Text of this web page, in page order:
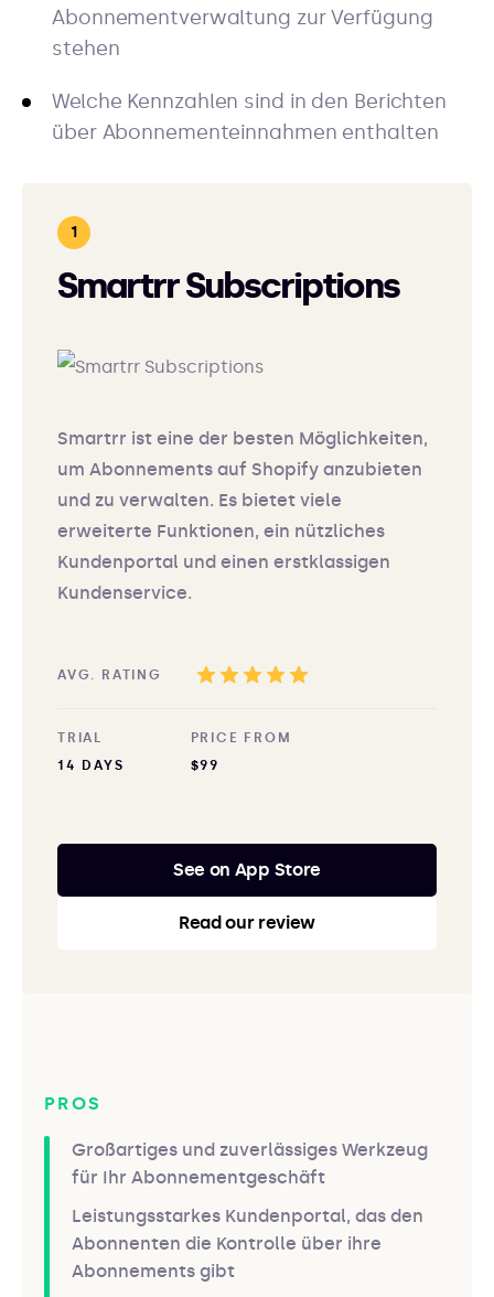
Abonnementverwaltung zur Verfügung
stehen
Welche Kennzahlen sind in den Berichten
über Abonnementeinnahmen enthalten
Smartrr Subscriptions
Smartrr ist eine der besten Möglichkeiten,
um Abonnements auf Shopify anzubieten
und zu verwalten. Es bietet viele
erweiterte Funktionen, ein nützliches
Kundenportal und einen erstklassigen
Kundenservice.
AVG. RATING
TRIAL
14 DAYS
PRICE FROM
$99
See on App Store
Read our review
PROS
Großartiges und zuverlässiges Werkzeug
für Ihr Abonnementgeschäft
Leistungsstarkes Kundenportal, das den
Abonnenten die Kontrolle über ihre
Abonnements gibt